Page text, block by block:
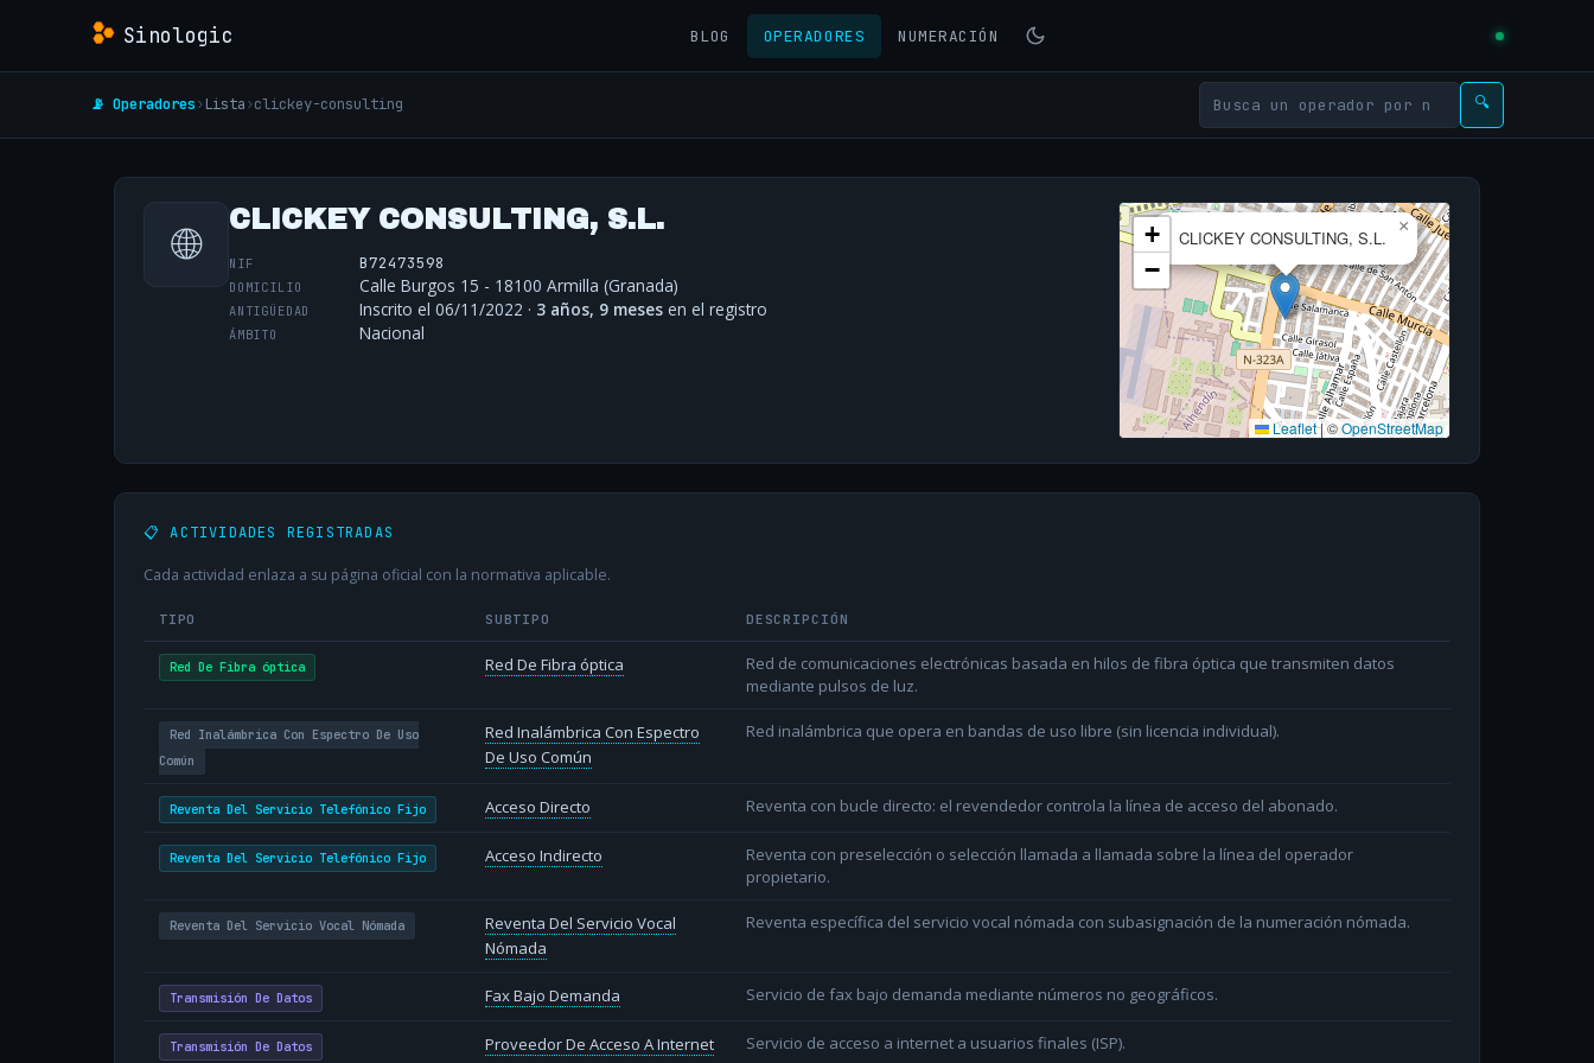
Sinologic BLOG OPERADORES NUMERACIÓN
📡 Operadores› Lista›clickey-consulting 🔍
🌐 CLICKEY CONSULTING, S.L.
NIF B72473598
DOMICILIO Calle Burgos 15 - 18100 Armilla (Granada)
ANTIGÜEDAD Inscrito el 06/11/2022 · 3 años, 9 meses en el registro
ÁMBITO Nacional
CLICKEY CONSULTING, S.L.
×
+
−
Leaflet|©OpenStreetMap
📋 ACTIVIDADES REGISTRADAS
Cada actividad enlaza a su página oficial con la normativa aplicable.
TIPO SUBTIPO DESCRIPCIÓN
Red De Fibra óptica Red De Fibra óptica
Red de comunicaciones electrónicas basada en hilos de fibra óptica que transmiten datos
mediante pulsos de luz.
Red Inalámbrica Con Espectro De Uso
Común
Red Inalámbrica Con Espectro
De Uso Común
Red inalámbrica que opera en bandas de uso libre (sin licencia individual).
Reventa Del Servicio Telefónico Fijo Acceso Directo Reventa con bucle directo: el revendedor controla la línea de acceso del abonado.
Reventa Del Servicio Telefónico Fijo Acceso Indirecto
Reventa con preselección o selección llamada a llamada sobre la línea del operador
propietario.
Reventa Del Servicio Vocal Nómada
Reventa Del Servicio Vocal
Nómada
Reventa específica del servicio vocal nómada con subasignación de la numeración nómada.
Transmisión De Datos Fax Bajo Demanda Servicio de fax bajo demanda mediante números no geográficos.
Transmisión De Datos Proveedor De Acceso A Internet Servicio de acceso a internet a usuarios finales (ISP).